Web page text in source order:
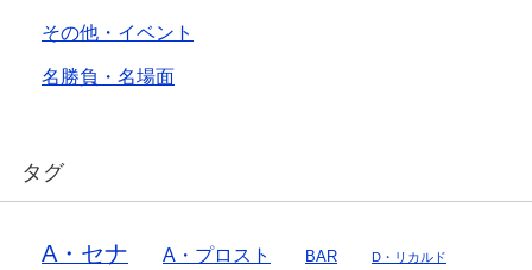
その他・イベント
名勝負・名場面
タグ
A・セナ A・プロスト BAR D・リカルド